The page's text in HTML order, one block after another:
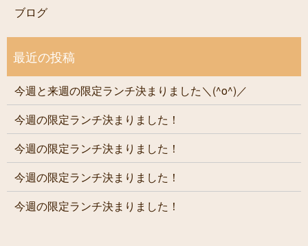
ブログ
今週と来週の限定ランチ決まりました＼(^o^)／
今週の限定ランチ決まりました！
今週の限定ランチ決まりました！
今週の限定ランチ決まりました！
今週の限定ランチ決まりました！